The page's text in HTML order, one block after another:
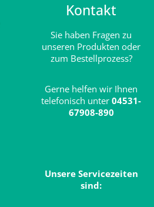
Kontakt
Sie haben Fragen zu
unseren Produkten oder
zum Bestellprozess?
Gerne helfen wir Ihnen
telefonisch unter 04531-
67908-890
Unsere Servicezeiten
sind: